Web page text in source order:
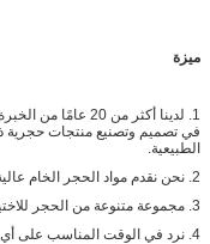
ميزة
1. لدينا أكثر من
في تصميم وتصنيع منتجات حجرية
الطبيعية.
2. نحن نقدم مواد الحجر الخام عالية الجودة لتلبية طلب العملاء.
3. مجموعة متنوعة من الحجر للاختيار من بينها.
4. نرد في الوقت المناسب على أي استفسار ونرسل اقتراحنا.